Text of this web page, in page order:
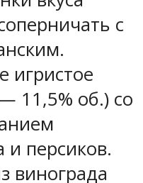
с
игристое
11,5% об.) со
и персиков.
винограда